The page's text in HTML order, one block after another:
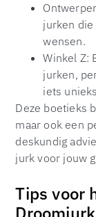
jurken die
wensen.
Winkel Z:
jurken,
iets
Deze boetieks
maar ook een
deskundig
jurk voor jouw
Tips voor